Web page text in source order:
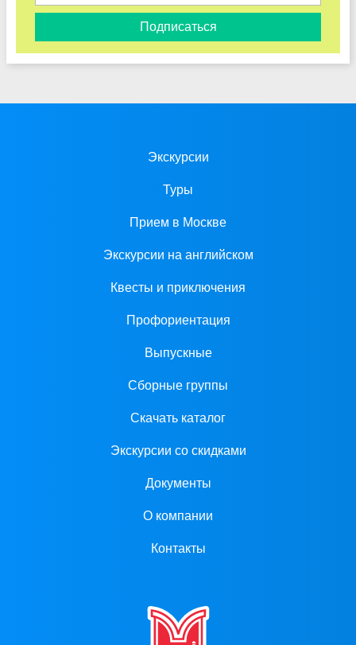
Подписаться
Экскурсии
Туры
Прием в Москве
Экскурсии на английском
Квесты и приключения
Профориентация
Выпускные
Сборные группы
Скачать каталог
Экскурсии со скидками
Документы
О компании
Контакты